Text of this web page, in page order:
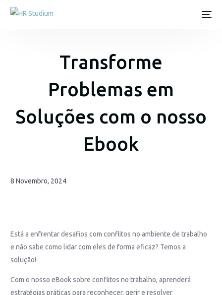
Transforme
Problemas em
Soluções com o nosso
Ebook
8 Novembro, 2024
Está a enfrentar desafios com conflitos no ambiente de trabalho
e não sabe como lidar com eles de forma eficaz? Temos a
solução!
Com o nosso eBook sobre conflitos no trabalho, aprenderá
estratégias práticas para reconhecer, gerir e resolver